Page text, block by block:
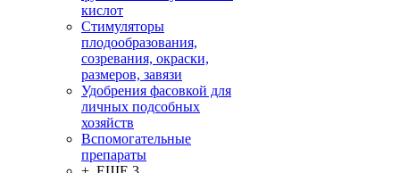
кислот
Стимуляторы
плодообразования,
созревания, окраски,
размеров, завязи
Удобрения фасовкой для
личных подсобных
хозяйств
Вспомогательные
препараты